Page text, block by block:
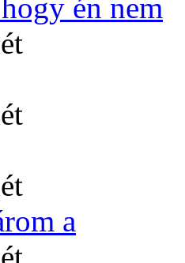
én nem
a